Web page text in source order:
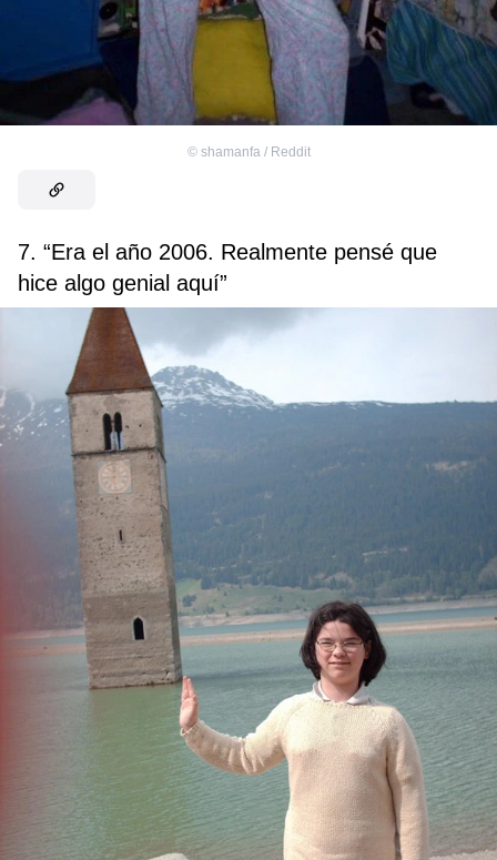
© shamanfa / Reddit
7. “Era el año 2006. Realmente pensé que
hice algo genial aquí”